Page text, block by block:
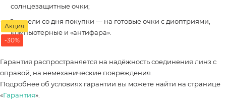
Акция
-30%
солнцезащитные очки;
2 недели со дня покупки — на готовые очки с диоптриями,
компьютерные и «антифара».
Гарантия распространяется на надёжность соединения линз с
оправой, на немеханические повреждения.
Подробнее об условиях гарантии вы можете найти на странице
«Гарантия».